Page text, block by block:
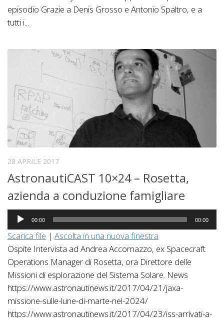
episodio Grazie a Denis Grosso e Antonio Spaltro, e a
tutti i...
28 APRILE 2017
AstronautiCAST 10×24 – Rosetta,
azienda a conduzione famigliare
Audio
Player
00:00 00:00
Scarica file | Ascolta in una nuova finestra
Ospite Intervista ad Andrea Accomazzo, ex Spacecraft
Operations Manager di Rosetta, ora Direttore delle
Missioni di esplorazione del Sistema Solare. News
https://www.astronautinews.it/2017/04/21/jaxa-
missione-sulle-lune-di-marte-nel-2024/
https://www.astronautinews.it/2017/04/23/iss-arrivati-a-